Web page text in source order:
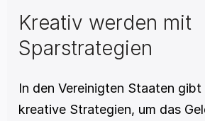
Kreativ werden mit
Sparstrategien
In den Vereinigten Staaten gibt
kreative Strategien, um das